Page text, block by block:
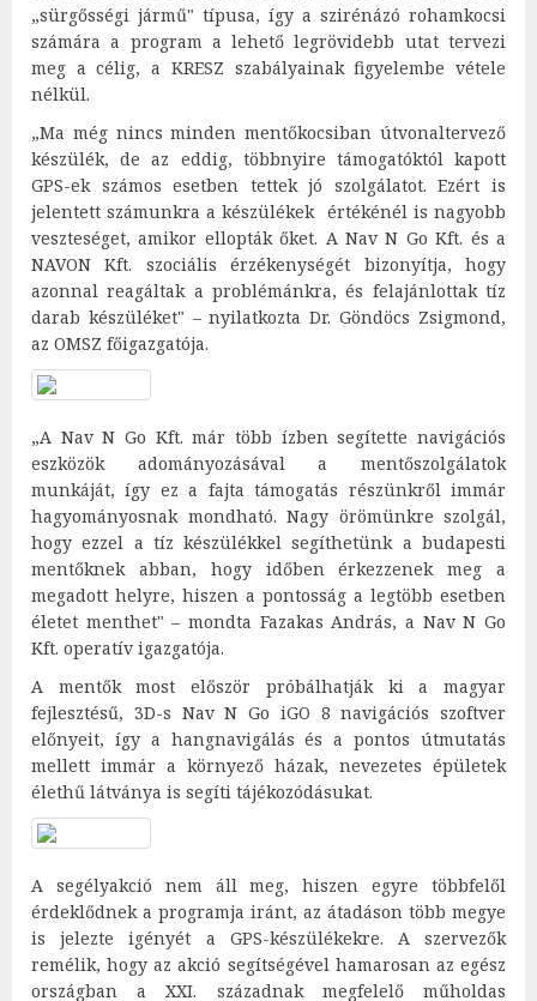
„sürgősségi jármű" típusa, így a szirénázó rohamkocsi
számára a program a lehető legrövidebb utat tervezi
meg a célig, a KRESZ szabályainak figyelembe vétele
nélkül.
„Ma még nincs minden mentőkocsiban útvonaltervező
készülék, de az eddig, többnyire támogatóktól kapott
GPS-ek számos esetben tettek jó szolgálatot. Ezért is
jelentett számunkra a készülékek értékénél is nagyobb
veszteséget, amikor ellopták őket. A Nav N Go Kft. és a
NAVON Kft. szociális érzékenységét bizonyítja, hogy
azonnal reagáltak a problémánkra, és felajánlottak tíz
darab készüléket" – nyilatkozta Dr. Göndöcs Zsigmond,
az OMSZ főigazgatója.
„A Nav N Go Kft. már több ízben segítette navigációs
eszközök adományozásával a mentőszolgálatok
munkáját, így ez a fajta támogatás részünkről immár
hagyományosnak mondható. Nagy örömünkre szolgál,
hogy ezzel a tíz készülékkel segíthetünk a budapesti
mentőknek abban, hogy időben érkezzenek meg a
megadott helyre, hiszen a pontosság a legtöbb esetben
életet menthet" – mondta Fazakas András, a Nav N Go
Kft. operatív igazgatója.
A mentők most először próbálhatják ki a magyar
fejlesztésű, 3D-s Nav N Go iGO 8 navigációs szoftver
előnyeit, így a hangnavigálás és a pontos útmutatás
mellett immár a környező házak, nevezetes épületek
élethű látványa is segíti tájékozódásukat.
A segélyakció nem áll meg, hiszen egyre többfelől
érdeklődnek a programja iránt, az átadáson több megye
is jelezte igényét a GPS-készülékekre. A szervezők
remélik, hogy az akció segítségével hamarosan az egész
országban a XXI. századnak megfelelő műholdas